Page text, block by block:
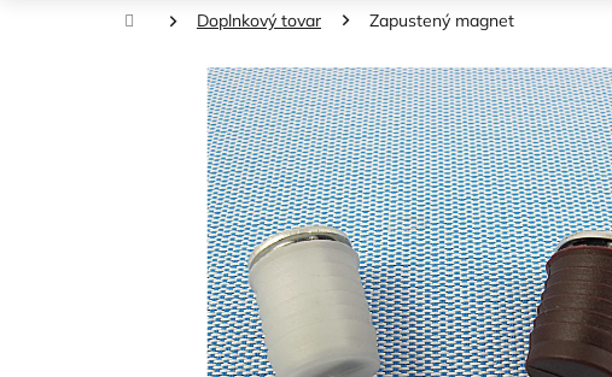
DomovDoplnkový tovar Zapustený magnet